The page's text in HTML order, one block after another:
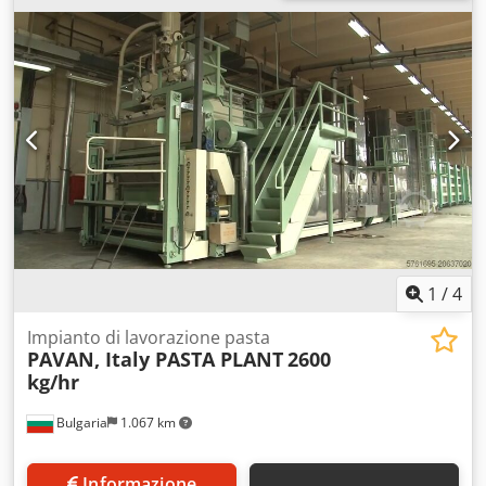
1 /4
Bulgaria 1.067 km
Impianto di lavorazione pasta
PAVAN, Italy PASTA PLANT2600
kg/hr